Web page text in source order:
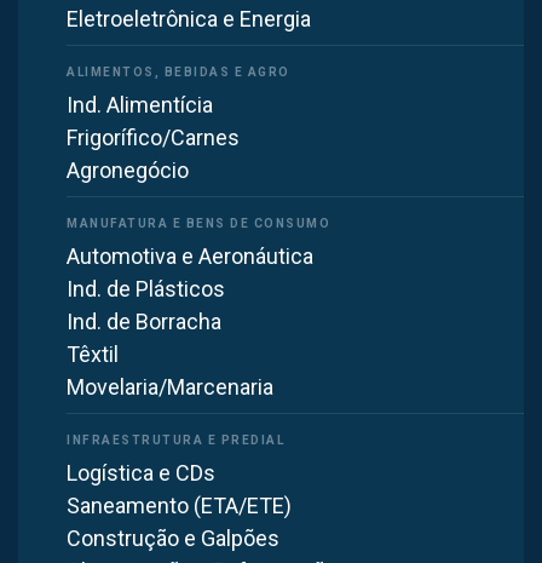
Eletroeletrônica e Energia
Ind. Alimentícia
Frigorífico/Carnes
Agronegócio
Automotiva e Aeronáutica
Ind. de Plásticos
Ind. de Borracha
Têxtil
Movelaria/Marcenaria
Logística e CDs
Saneamento (ETA/ETE)
Construção e Galpões
Equipamento deste projeto: